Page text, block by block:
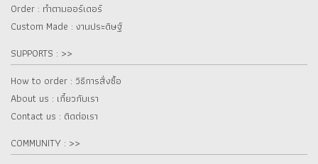
Order : ทำตามออร์เดอร์
Custom Made : งานประดิษฐ์
SUPPORTS : >>
How to order : วิธีการสั่งซื้อ
About us : เกี๋ยวกับเรา
Contact us : ติดต่อเรา
COMMUNITY : >>